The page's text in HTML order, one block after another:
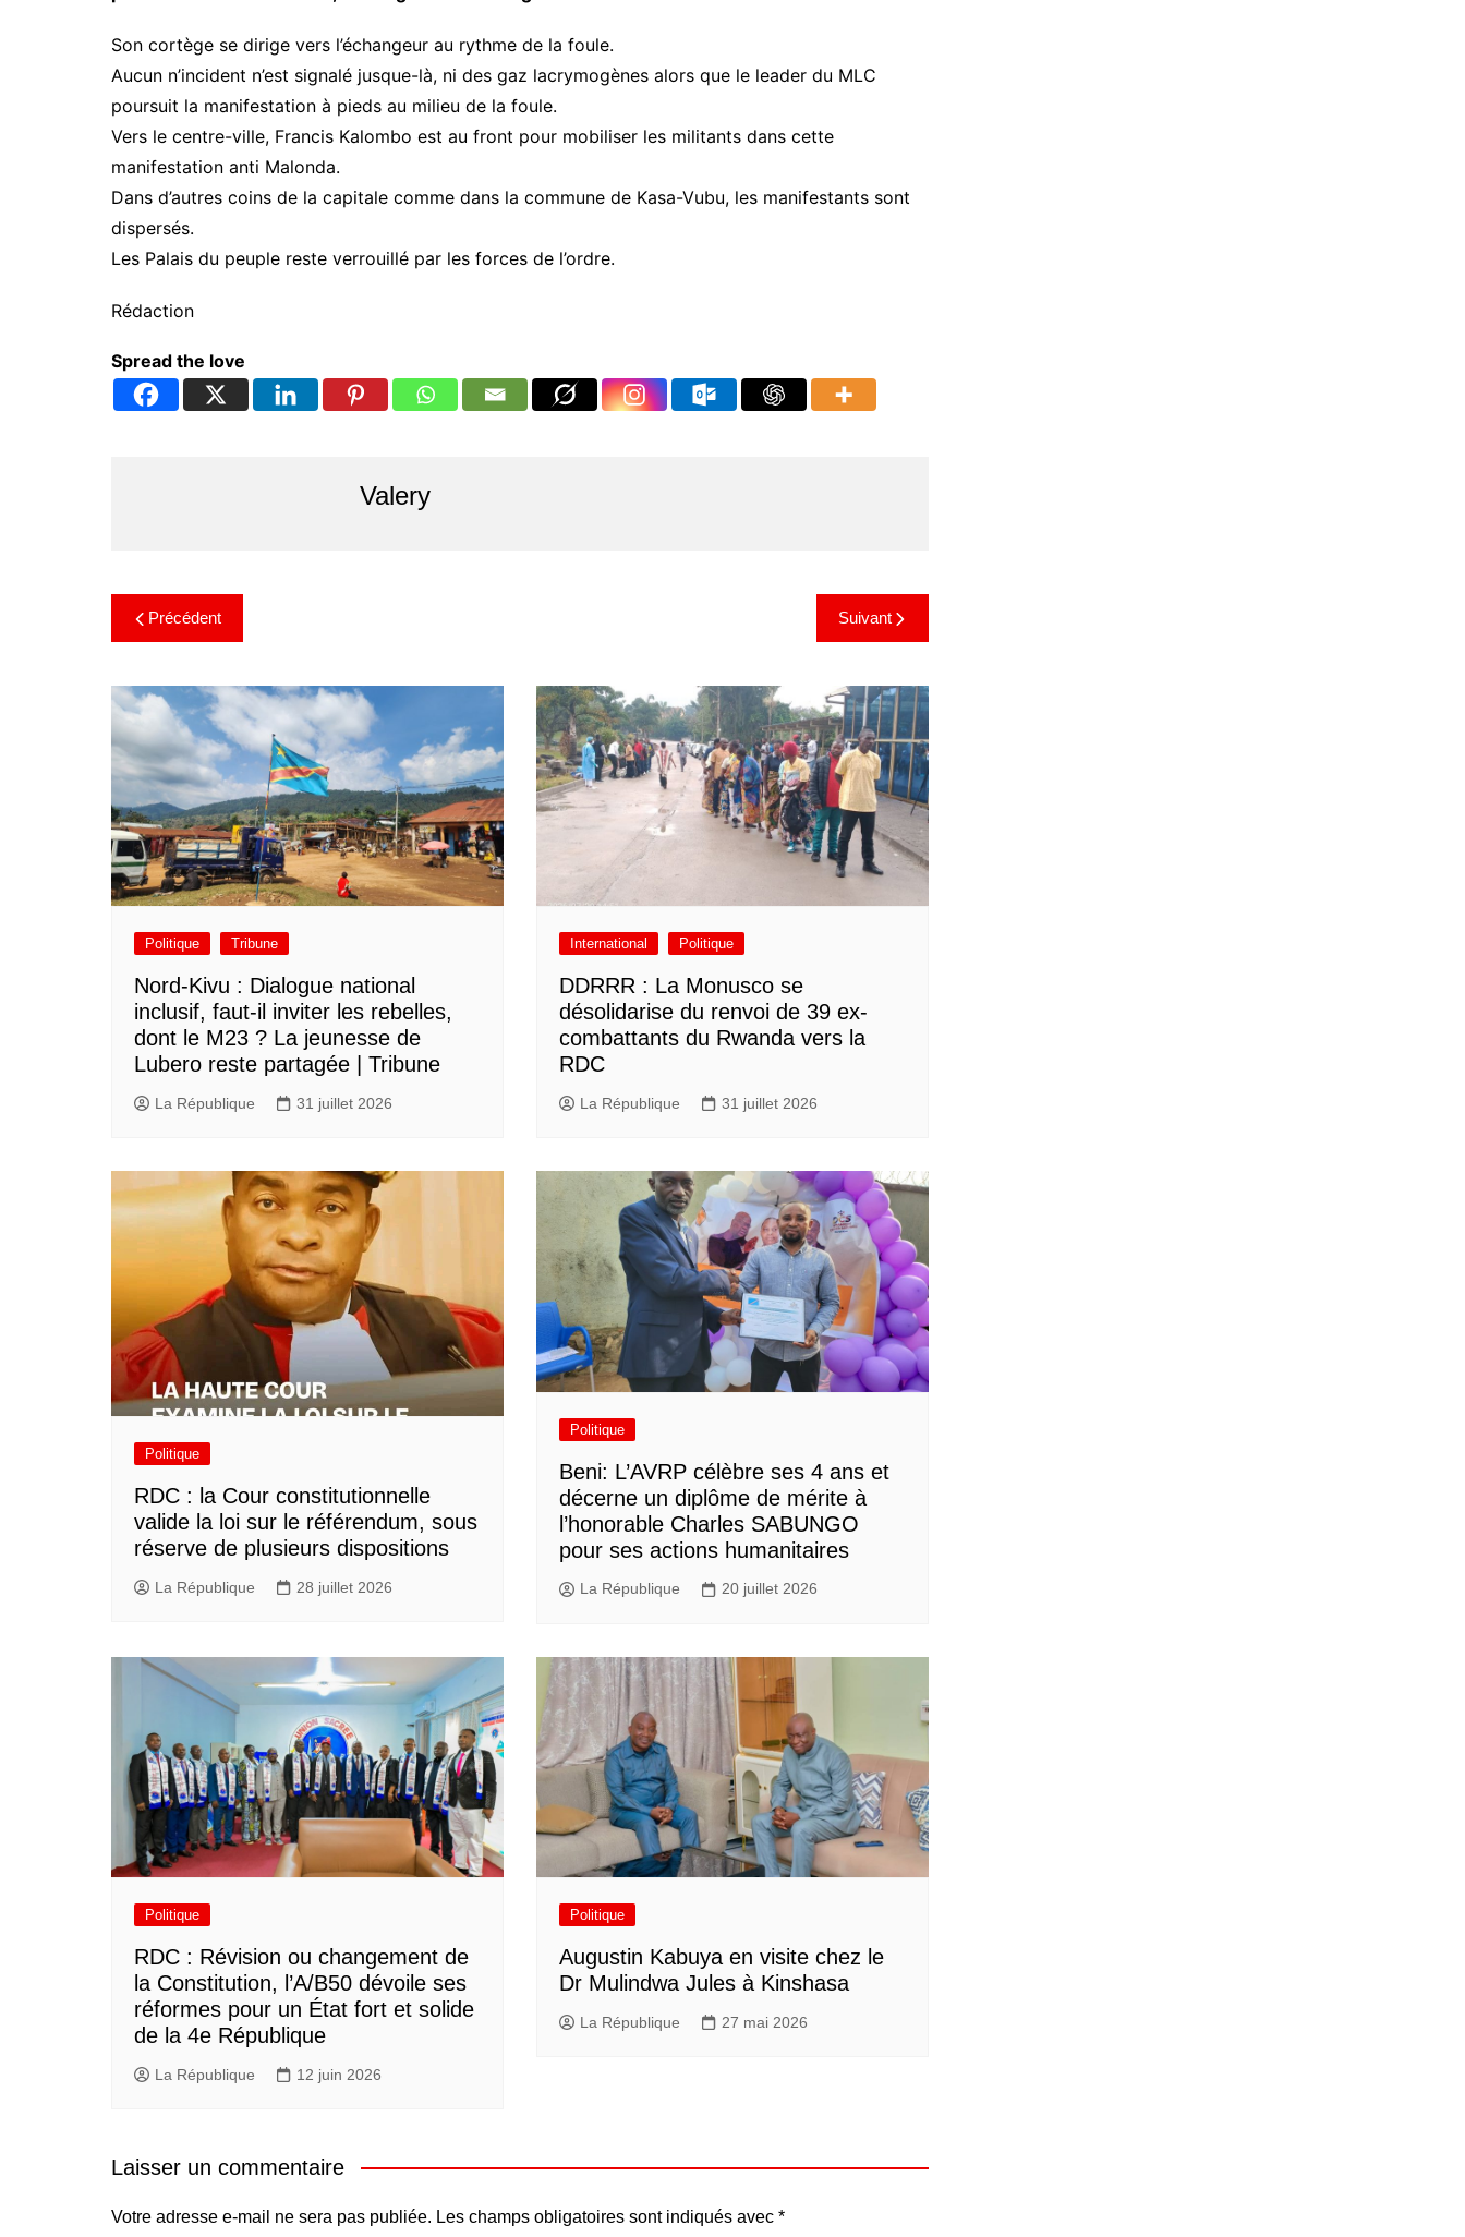
Son cortège se dirige vers l’échangeur au rythme de la foule.
Aucun n’incident n’est signalé jusque-là, ni des gaz lacrymogènes alors que le leader du MLC
poursuit la manifestation à pieds au milieu de la foule.
Vers le centre-ville, Francis Kalombo est au front pour mobiliser les militants dans cette
manifestation anti Malonda.
Dans d’autres coins de la capitale comme dans la commune de Kasa-Vubu, les manifestants sont
dispersés.
Les Palais du peuple reste verrouillé par les forces de l’ordre.
Rédaction
Spread the love
Valery
Précédent Suivant
Politique Tribune
Nord-Kivu : Dialogue national
inclusif, faut-il inviter les rebelles,
dont le M23 ? La jeunesse de
Lubero reste partagée | Tribune
La République 31 juillet 2026
International Politique
DDRRR : La Monusco se
désolidarise du renvoi de 39 ex-
combattants du Rwanda vers la
RDC
La République 31 juillet 2026
Politique
RDC : la Cour constitutionnelle
valide la loi sur le référendum, sous
réserve de plusieurs dispositions
La République 28 juillet 2026
Politique
Beni: L’AVRP célèbre ses 4 ans et
décerne un diplôme de mérite à
l’honorable Charles SABUNGO
pour ses actions humanitaires
La République 20 juillet 2026
Politique
RDC : Révision ou changement de
la Constitution, l’A/B50 dévoile ses
réformes pour un État fort et solide
de la 4e République
La République 12 juin 2026
Politique
Augustin Kabuya en visite chez le
Dr Mulindwa Jules à Kinshasa
La République 27 mai 2026
Laisser un commentaire
Votre adresse e-mail ne sera pas publiée. Les champs obligatoires sont indiqués avec *